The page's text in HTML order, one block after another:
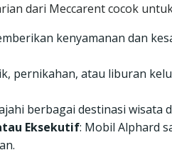
dari Meccarent cocok
kenyamanan dan
pernikahan, atau liburan
berbagai destinasi wisata
Eksekutif: Mobil Alphard